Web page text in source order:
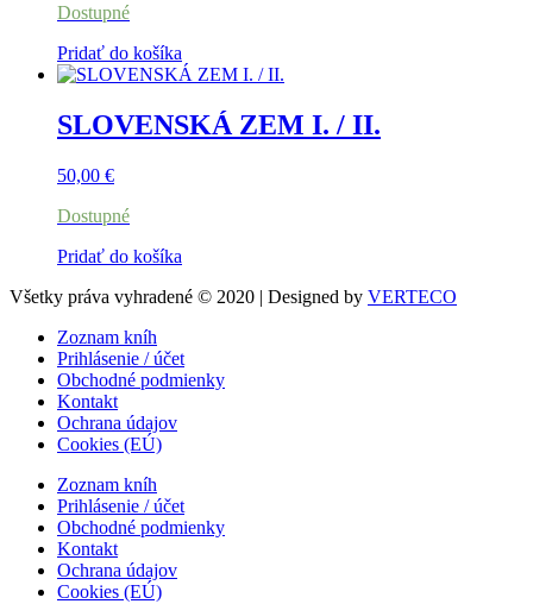
Dostupné
Pridať do košíka
SLOVENSKÁ ZEM I. / II.
50,00 €
Dostupné
Pridať do košíka
Všetky práva vyhradené © 2020 | Designed by VERTECO
Zoznam kníh
Prihlásenie / účet
Obchodné podmienky
Kontakt
Ochrana údajov
Cookies (EÚ)
Zoznam kníh
Prihlásenie / účet
Obchodné podmienky
Kontakt
Ochrana údajov
Cookies (EÚ)